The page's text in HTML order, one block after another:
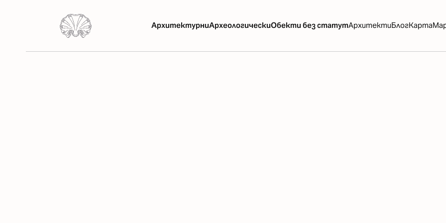
АрхитектурниАрхеологическиОбекти без статутАрхитектиБлогКарта